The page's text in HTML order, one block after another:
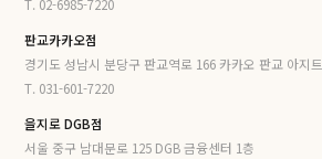
판교카카오점
경기도 성남시 분당구 판교역로 166 카카오 판교 아지
T. 031-601-7220
을지로 DGB점
서울 중구 남대문로 125 DGB 금융센터 1층